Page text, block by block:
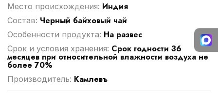
Место происхождения: Индия
Cостав: Черный байховый чай
Особенности продукта: На развес
Срок и условия хранения: Срок годности 36
месяцев при относительной влажности воздуха не
более 70%
Производитель: Камлевъ